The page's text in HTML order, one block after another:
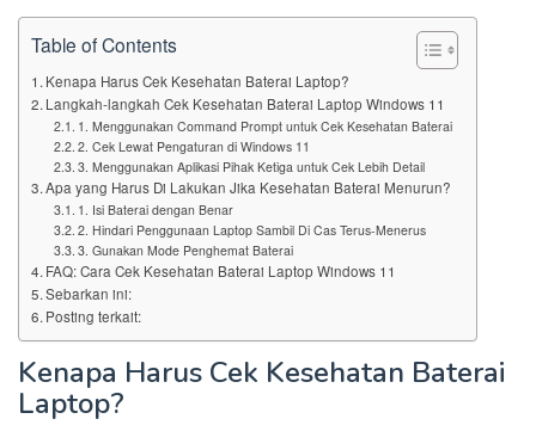
Table of Contents
Kenapa Harus Cek Kesehatan Baterai Laptop?
Langkah-langkah Cek Kesehatan Baterai Laptop Windows 11
1. Menggunakan Command Prompt untuk Cek Kesehatan Baterai
2. Cek Lewat Pengaturan di Windows 11
3. Menggunakan Aplikasi Pihak Ketiga untuk Cek Lebih Detail
Apa yang Harus Di Lakukan Jika Kesehatan Baterai Menurun?
1. Isi Baterai dengan Benar
2. Hindari Penggunaan Laptop Sambil Di Cas Terus-Menerus
3. Gunakan Mode Penghemat Baterai
FAQ: Cara Cek Kesehatan Baterai Laptop Windows 11
Sebarkan ini:
Posting terkait:
Kenapa Harus Cek Kesehatan Baterai
Laptop?